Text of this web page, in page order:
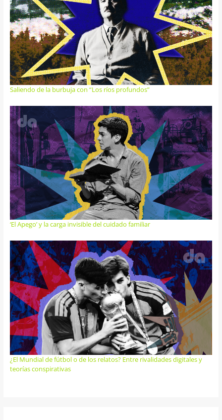
Saliendo de la burbuja con “Los ríos profundos”
‘El Apego’ y la carga invisible del cuidado familiar
¿El Mundial de fútbol o de los relatos? Entre rivalidades digitales y
teorías conspirativas